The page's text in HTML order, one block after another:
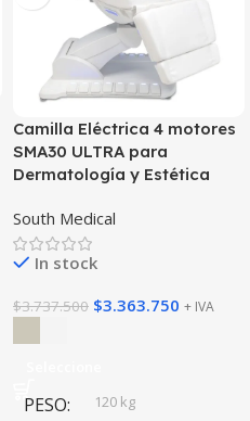
Camilla Eléctrica 4 motores
SMA30 ULTRA para
Dermatología y Estética
South Medical
In stock
$3.737.500 $3.363.750 + IVA
PESO 120 kg